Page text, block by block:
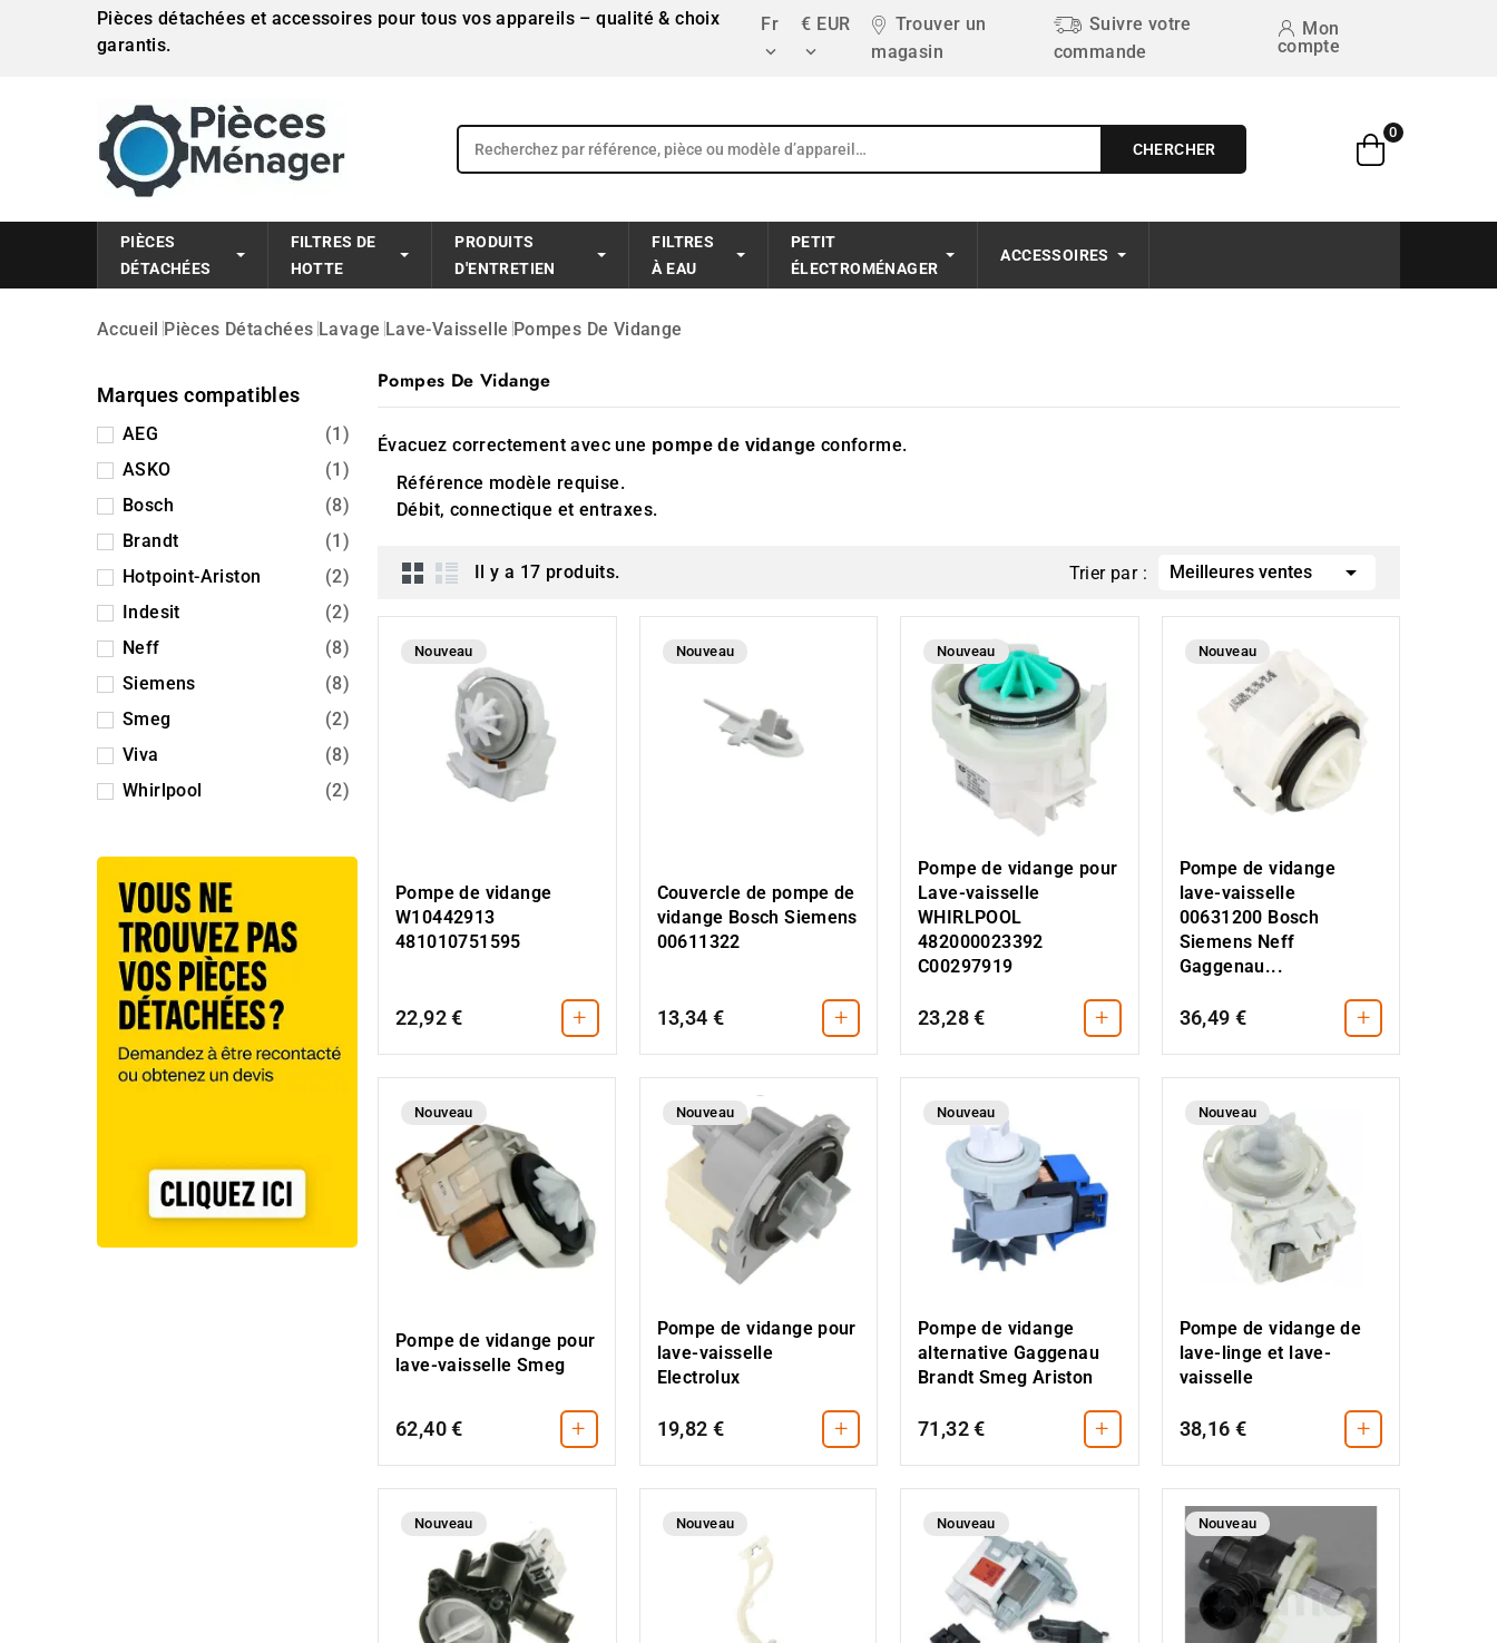
Pièces détachées et accessoires pour tous vos appareils – qualité & choix
garantis.
Fr

€ EUR

Trouver un
magasin
Suivre votre
commande
Mon
compte
CHERCHER
0
PIÈCES
DÉTACHÉES
FILTRES DE
HOTTE
PRODUITS
D'ENTRETIEN
FILTRES
À EAU
PETIT
ÉLECTROMÉNAGER
ACCESSOIRES
Accueil Pièces Détachées Lavage Lave-Vaisselle Pompes De Vidange
Marques compatibles
AEG
(1)
ASKO
(1)
Bosch
(8)
Brandt
(1)
Hotpoint-Ariston
(2)
Indesit
(2)
Neff
(8)
Siemens
(8)
Smeg
(2)
Viva
(8)
Whirlpool
(2)
Pompes De Vidange
Évacuez correctement avec une pompe de vidange conforme.
Référence modèle requise.
Débit, connectique et entraxes.
Il y a 17 produits. Trier par : Meilleures ventes 
Nouveau
Pompe de vidange
W10442913
481010751595
22,92 € +
Nouveau
Couvercle de pompe de
vidange Bosch Siemens
00611322
13,34 € +
Nouveau
Pompe de vidange pour
Lave-vaisselle
WHIRLPOOL
482000023392
C00297919
23,28 € +
Nouveau
Pompe de vidange
lave-vaisselle
00631200 Bosch
Siemens Neff
Gaggenau...
36,49 € +
Nouveau
Pompe de vidange pour
lave-vaisselle Smeg
62,40 € +
Nouveau
Pompe de vidange pour
lave-vaisselle
Electrolux
19,82 € +
Nouveau
Pompe de vidange
alternative Gaggenau
Brandt Smeg Ariston
71,32 € +
Nouveau
Pompe de vidange de
lave-linge et lave-
vaisselle
38,16 € +
Nouveau Nouveau Nouveau Nouveau